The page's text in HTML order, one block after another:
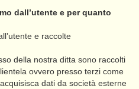
dall’utente e per quanto
e raccolte
della nostra ditta sono raccolti
ovvero presso terzi come
dati da società esterne